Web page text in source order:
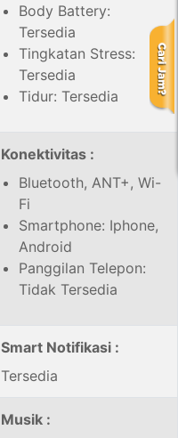
Body Battery:
Tersedia
Tingkatan Stress:
Tersedia
Tidur: Tersedia
Konektivitas :
Bluetooth, ANT+, Wi-
Fi
Smartphone: Iphone,
Android
Panggilan Telepon:
Tidak Tersedia
Smart Notifikasi :
Tersedia
Musik :